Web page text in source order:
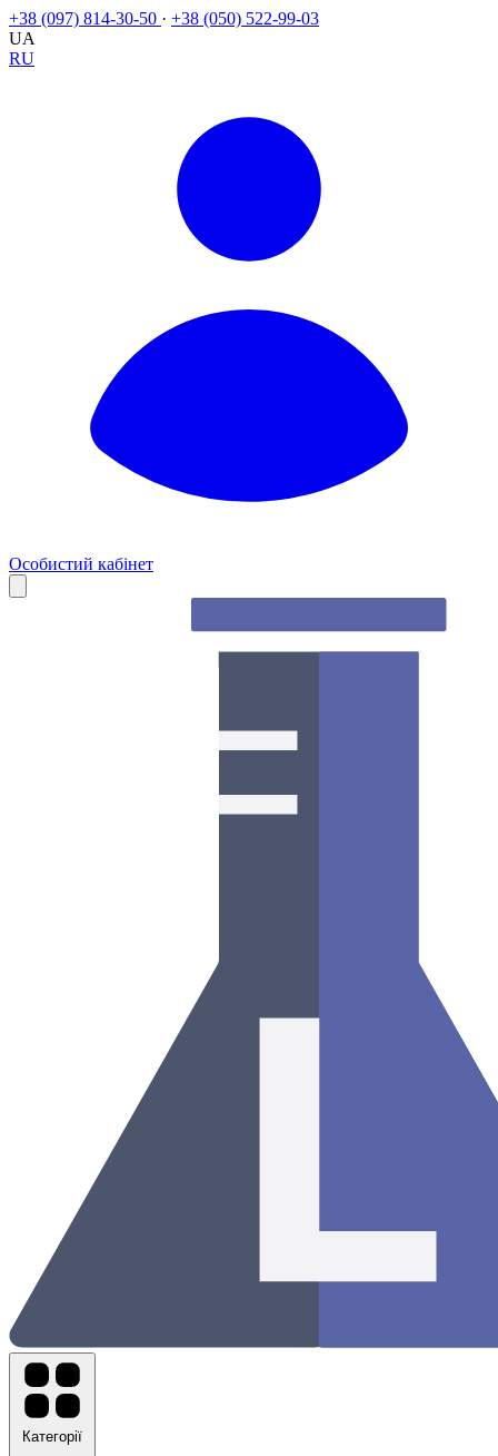
+38 (097) 814-30-50 · +38 (050) 522-99-03
UA
RU
Особистий кабінет
Категорії